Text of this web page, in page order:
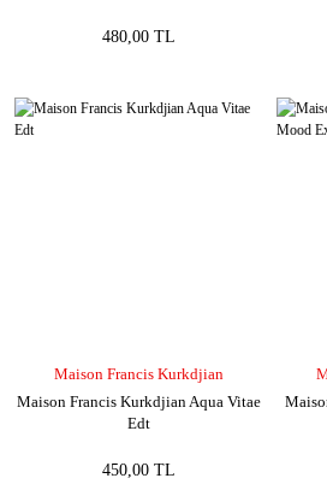
480,00 TL
Maison Francis Kurkdjian
Maison Francis Kurkdjian Aqua Vitae
Edt
450,00 TL